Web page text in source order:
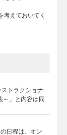
考えておいてく
トラクショナ
～」と内容は同
日程は、オン